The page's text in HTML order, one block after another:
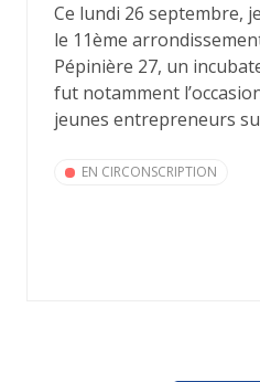
Ce lundi 26 septembre,
le 11ème
Pépinière 27, un
fut notamment
jeunes entrepreneurs
EN CIRCONSCRIPTION